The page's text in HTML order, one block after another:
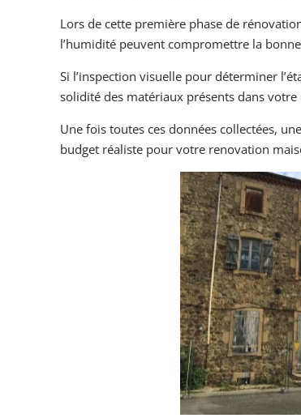
Lors de cette première phase de
l’humidité peuvent compromettre la
Si l’inspection visuelle pour déterminer
solidité des matériaux présents dans votre
Une fois toutes ces données collectées,
budget réaliste pour votre renovation